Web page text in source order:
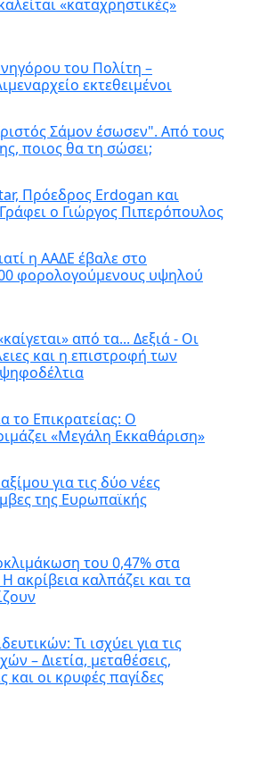
«καταχρηστικές»
του Πολίτη –
εκτεθειμένοι
Σάμον έσωσεν". Από τους
ποιος θα τη σώσει;
Πρόεδρος Erdogan και
ο Γιώργος Πιπερόπουλος
η ΑΑΔΕ έβαλε στο
φορολογούμενους υψηλού
από τα... Δεξιά - Οι
και η επιστροφή των
το Επικρατείας: Ο
«Μεγάλη Εκκαθάριση»
για τις δύο νέες
της Ευρωπαϊκής
του 0,47% στα
ακρίβεια καλπάζει και τα
Τι ισχύει για τις
– Διετία, μεταθέσεις,
και οι κρυφές παγίδες